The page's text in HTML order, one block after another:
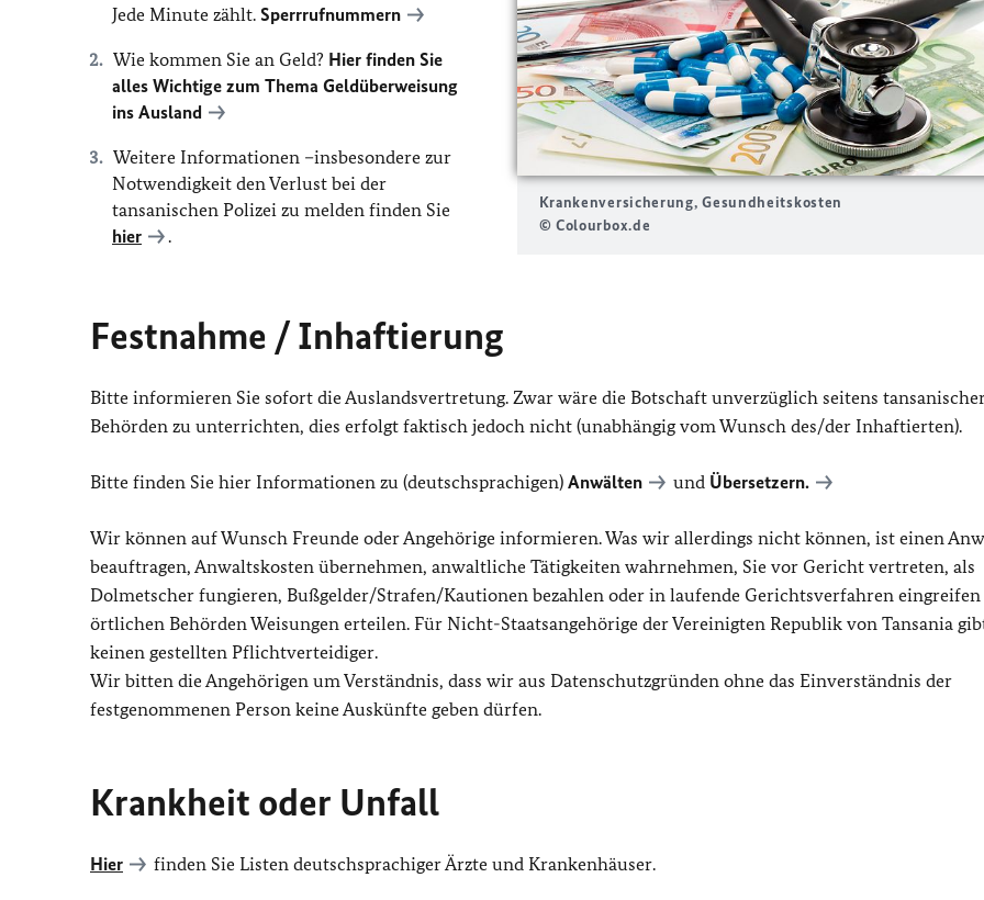
Krankenversicherung, Gesundheitskosten
© Colourbox.de
Jede Minute zählt. Sperrrufnummern
Wie kommen Sie an Geld? Hier finden Sie
alles Wichtige zum Thema Geldüberweisung
ins Ausland
Weitere Informationen –insbesondere zur
Notwendigkeit den Verlust bei der
tansanischen Polizei zu melden finden Sie
hier
.
Festnahme / Inhaftierung
Bitte informieren Sie sofort die Auslandsvertretung. Zwar wäre die Botschaft unverzüglich seitens
Behörden zu unterrichten, dies erfolgt faktisch jedoch nicht (unabhängig vom Wunsch des/der Inhaftierten).
Bitte finden Sie hier Informationen zu (deutschsprachigen) Anwälten und Übersetzern.
Wir können auf Wunsch Freunde oder Angehörige informieren. Was wir allerdings nicht können, ist einen
beauftragen, Anwaltskosten übernehmen, anwaltliche Tätigkeiten wahrnehmen, Sie vor Gericht vertreten, als
Dolmetscher fungieren, Bußgelder/Strafen/Kautionen bezahlen oder in laufende Gerichtsverfahren
örtlichen Behörden Weisungen erteilen. Für Nicht-Staatsangehörige der Vereinigten Republik von Tansania
keinen gestellten Pflichtverteidiger.
Wir bitten die Angehörigen um Verständnis, dass wir aus Datenschutzgründen ohne das Einverständnis der
festgenommenen Person keine Auskünfte geben dürfen.
Krankheit oder Unfall
Hier finden Sie Listen deutschsprachiger Ärzte und Krankenhäuser.